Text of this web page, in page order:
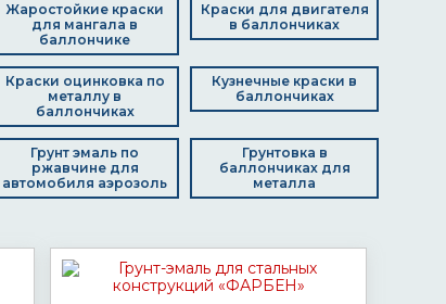
Жаростойкие краски
для мангала в
баллончике
Краски для двигателя
в баллончиках
Краски оцинковка по
металлу в
баллончиках
Кузнечные краски в
баллончиках
Грунт эмаль по
ржавчине для
автомобиля аэрозоль
Грунтовка в
баллончиках для
металла